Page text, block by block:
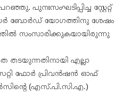
പുനഃസംഘടിപ്പിച്ച സ്റ്റേറ്റ്
ബോർഡ് യോഗത്തിനു ശേഷം
സംസാരിക്കുകയായിരുന്നു
തടയുന്നതിനായി എല്ലാ
ഫോർ പ്രിവൻഷൻ ഓഫ്
(എസ്.പി.സി.എ.)